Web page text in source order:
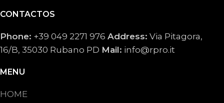
CONTACTOS
Phone: +39 049 2271 976 Address: Via Pitagora,
16/B, 35030 Rubano PD Mail: info@rpro.it
MENU
HOME